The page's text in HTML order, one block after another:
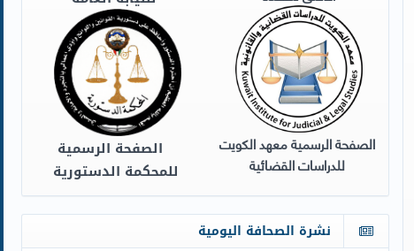
الصفحة الرسمية
للمحكمة الدستورية
الصفحة الرسمية معهد الكويت
للدراسات القضائية​​​​​​​
نشرة الصحافة اليومية